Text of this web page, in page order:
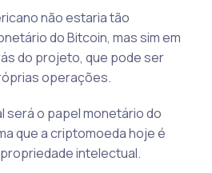
não estaria tão
do Bitcoin, mas sim em
do projeto, que pode ser
operações.
será o papel monetário do
que a criptomoeda hoje é
intelectual.